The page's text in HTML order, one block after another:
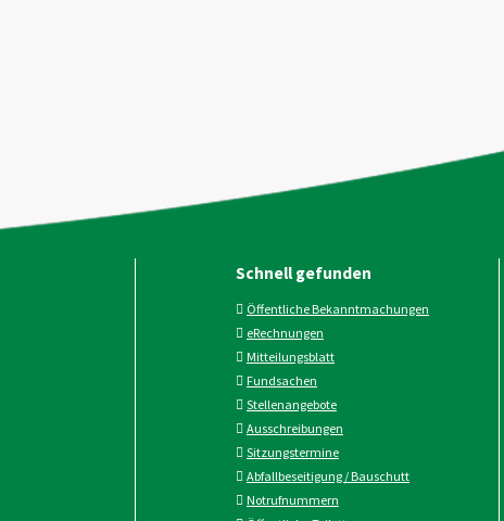
Schnell gefunden
Öffentliche Bekanntmachungen
eRechnungen
Mitteilungsblatt
Fundsachen
Stellenangebote
Ausschreibungen
Sitzungstermine
Abfallbeseitigung / Bauschutt
Notrufnummern